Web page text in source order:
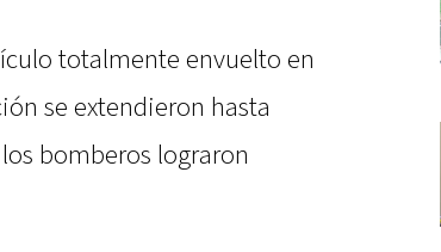
totalmente envuelto en
se extendieron hasta
bomberos lograron